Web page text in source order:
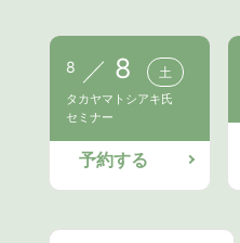
8 8 土
タカヤマトシアキ氏
セミナー
予約する